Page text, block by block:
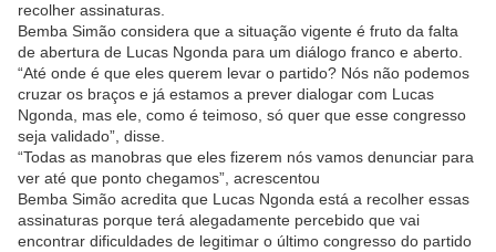
recolher assinaturas.
Bemba Simão considera que a situação vigente é fruto da falta
de abertura de Lucas Ngonda para um diálogo franco e aberto.
“Até onde é que eles querem levar o partido? Nós não podemos
cruzar os braços e já estamos a prever dialogar com Lucas
Ngonda, mas ele, como é teimoso, só quer que esse congresso
seja validado”, disse.
“Todas as manobras que eles fizerem nós vamos denunciar para
ver até que ponto chegamos”, acrescentou
Bemba Simão acredita que Lucas Ngonda está a recolher essas
assinaturas porque terá alegadamente percebido que vai
encontrar dificuldades de legitimar o último congresso do partido